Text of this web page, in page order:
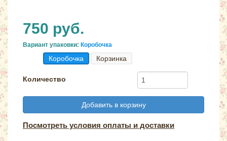
750 руб.
Вариант упаковки: Коробочка
Коробочка Корзинка
Количество
Добавить в корзину
Посмотреть условия оплаты и доставки